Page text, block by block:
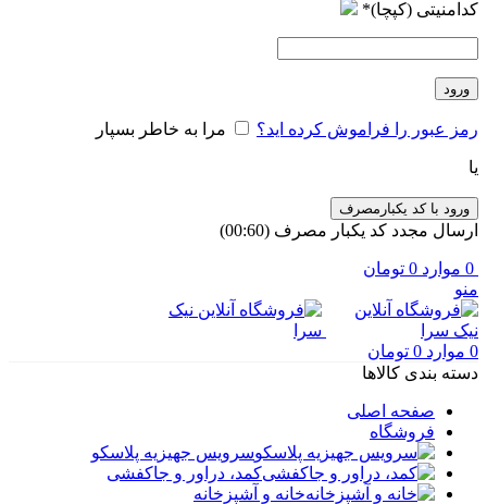
کدامنیتی (کپچا)*
ورود
رمز عبور را فراموش کرده اید؟ مرا به خاطر بسپار
یا
ورود با کد یکبارمصرف
ارسال مجدد کد یکبار مصرف (00:
60
)
0 موارد 0 تومان
منو
0 موارد 0 تومان
دسته بندی کالاها
صفحه اصلی
فروشگاه
سرویس جهیزیه پلاسکو
کمد، دراور و جاکفشی
خانه و آشپزخانه